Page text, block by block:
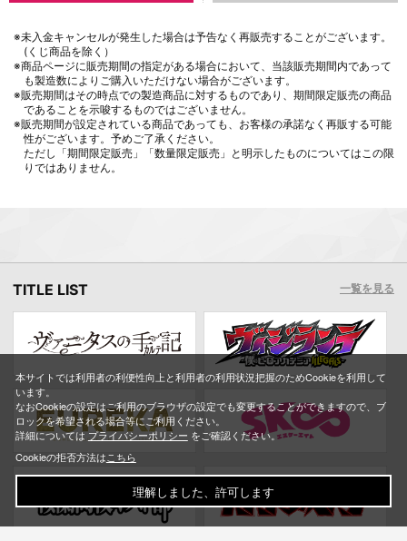
※未入金キャンセルが発生した場合は予告なく再販売することがございます。
(くじ商品を除く）
※商品ページに販売期間の指定がある場合において、当該販売期間内であって
も製造数によりご購入いただけない場合がございます。
※販売期間はその時点での製造商品に対するものであり、期間限定販売の商品
であることを示唆するものではございません。
※販売期間が設定されている商品であっても、お客様の承諾なく再販する可能
性がございます。予めご了承ください。
ただし「期間限定販売」「数量限定販売」と明示したものについてはこの限
りではありません。
TITLE LIST 一覧を見る
本サイトでは利用者の利便性向上と利用者の利用状況把握のためCookieを利用して
います。
なおCookieの設定はご利用のブラウザの設定でも変更することができますので、ブ
ロックを希望される場合等にご利用ください。
詳細についてはプライバシーポリシー をご確認ください。
Cookieの拒否方法はこちら
理解しました、許可します